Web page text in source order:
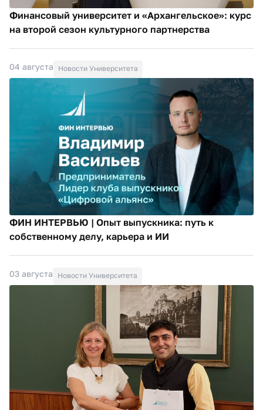
Финансовый университет и «Архангельское»: курс
на второй сезон культурного партнерства
04 августа Новости Университета
ФИН ИНТЕРВЬЮ | Опыт выпускника: путь к
собственному делу, карьера и ИИ
03 августа Новости Университета